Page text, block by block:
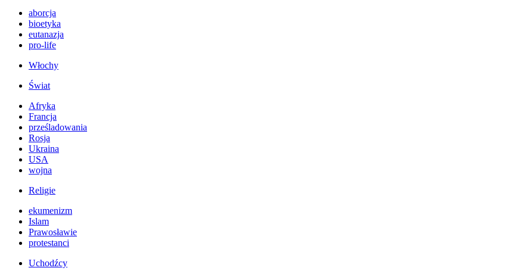
aborcja
bioetyka
eutanazja
pro-life
Włochy
Świat
Afryka
Francja
prześladowania
Rosja
Ukraina
USA
wojna
Religie
ekumenizm
Islam
Prawosławie
protestanci
Uchodźcy